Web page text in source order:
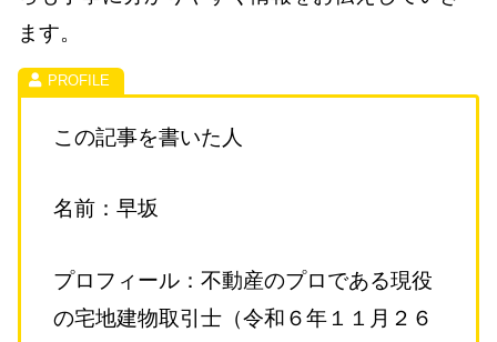
ます。
この記事を書いた人
名前：早坂
プロフィール：不動産のプロである現役
の宅地建物取引士（令和６年１１月２６